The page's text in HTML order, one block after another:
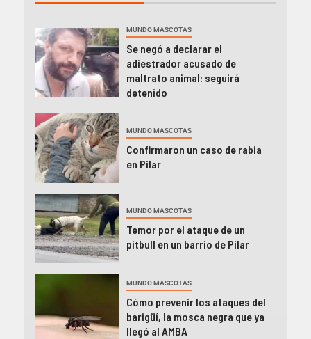
MUNDO MASCOTAS
Se negó a declarar el
adiestrador acusado de
maltrato animal: seguirá
detenido
MUNDO MASCOTAS
Confirmaron un caso de rabia
en Pilar
MUNDO MASCOTAS
Temor por el ataque de un
pitbull en un barrio de Pilar
MUNDO MASCOTAS
Cómo prevenir los ataques del
barigüí, la mosca negra que ya
llegó al AMBA